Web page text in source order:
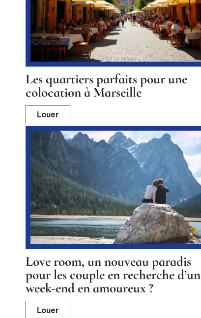
Les quartiers parfaits pour une
colocation à Marseille
Louer
Love room, un nouveau paradis
pour les couple en recherche d’un
week-end en amoureux ?
Louer